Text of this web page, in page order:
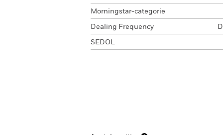
Morningstar-categorie
Dealing Frequency
SEDOL